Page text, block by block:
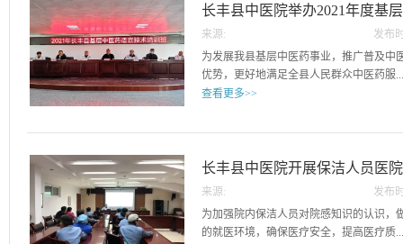
的一致称赞。本次义诊活动在兴湖社区的
通过开展本次义诊活动，加强了健康科普
了健康理念。我院医护人员热心服务群众
时，义诊专家们优质的诊疗服务，也受到
貌。
便的老年人，医护人员和工作人员耐心地
顺利完成检测。“请您摘下口罩，请您抬
样工作人员就到床头为老人采样。老人们
谢工作人员上门为老人提供核酸检测服务
老人们都十分配合医护人员的工作，现场
情和聚集性疫情，保障院内老人及工作人
长丰县中医院举办2021年度基
班
来源:
发布
15
为发展我县基层中医药事业，推广普及中
优势，更好地满足全县人民群众中医药服
县各乡镇64名基层医疗卫生人员参加了本
效果，我院精心安排有丰富中医理论知
专家进行授课和临床指导。本次开幕式由
翟江华主持。首先，中医院院长方锐代表
查看更多>>
长丰县中医院开展保洁人员医
来源:
发布
10
为加强院内保洁人员对院感知识的认识，
的就医环境，确保医疗安全，提高医疗质